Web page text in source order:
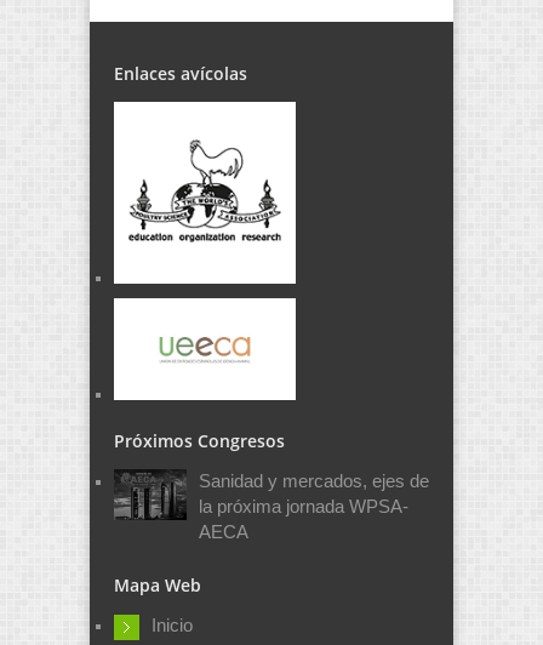
Enlaces avícolas
Próximos Congresos
Sanidad y mercados, ejes de
la próxima jornada WPSA-
AECA
Mapa Web
Inicio